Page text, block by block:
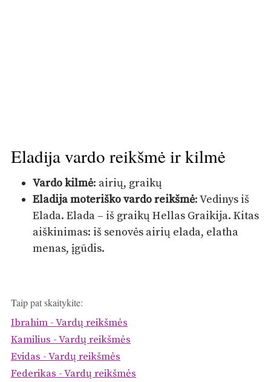
Eladija vardo reikšmė ir kilmė
Vardo kilmė: airių, graikų
Eladija moteriško vardo reikšmė: Vedinys iš
Elada. Elada – iš graikų Hellas Graikija. Kitas
aiškinimas: iš senovės airių elada, elatha
menas, įgūdis.
Taip pat skaitykite:
Ibrahim - Vardų reikšmės
Kamilius - Vardų reikšmės
Evidas - Vardų reikšmės
Federikas - Vardų reikšmės